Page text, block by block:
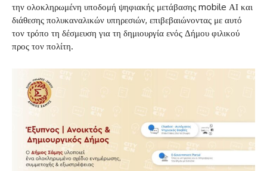
την ολοκληρωμένη υποδομή ψηφιακής μετάβασης mobile ΑΙ και
διάθεσης πολυκαναλικών υπηρεσιών, επιβεβαιώνοντας με αυτό
τον τρόπο τη δέσμευση για τη δημιουργία ενός Δήμου φιλικού
προς τον πολίτη.